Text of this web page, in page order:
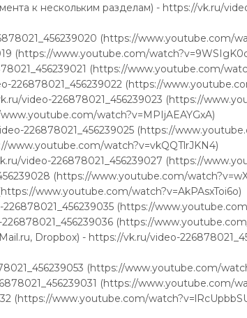
к нескольким разделам) - https://vk.ru/
(https://www.youtube.com/
(https://www.youtube.com/
(https://www.youtube.com/
226878021_456239022 (https://
video-226878021_456239023 (https://
watch?v=MPIjAEAYGxA)
226878021_456239025 (https://
www.youtube.com/watch?v=vkQQTlrJKN4)
video-226878021_456239027 (https://
(https://www.youtube.com/
www.youtube.com/watch?v=AkPAsxToi6o)
226878021_456239035 (https://
(https://
Dropbox) - https://vk.ru/video-
(https://www.youtube.com/
(https://www.youtube.com/
(https://www.youtube.com/